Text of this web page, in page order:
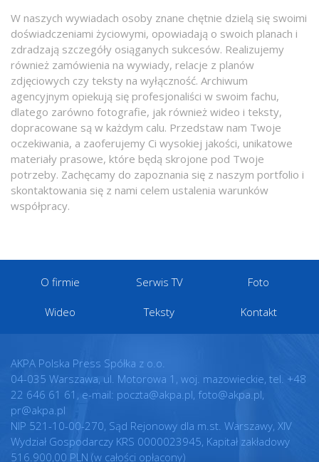
W naszych wywiadach osoby znane chętnie dzielą się swoimi
doświadczeniami życiowymi, opowiadają o swoich planach i
zdradzają szczegóły osiąganych sukcesów. Realizujemy
również zamówienia na wywiady, relacje z planów
zdjęciowych czy teksty na wyłączność. Archiwum
agencyjnym opiekują się profesjonaliści w swoim fachu,
dlatego zarówno fotografie, jak również wideo i teksty,
dopracowane są w każdym calu. Przedstaw nam Twoje
oczekiwania, a zaoferujemy Ci wysokiej jakości, unikatowe
materiały prasowe, które będą skrojone pod Twoje
potrzeby. Zachęcamy do zapoznania się z naszym portfolio i
skontaktowania się z nami celem ustalenia warunków
współpracy.
O firmie Serwis TV Foto
Wideo Teksty Kontakt
AKPA Polska Press Spółka z o.o.
04-035 Warszawa, ul. Motorowa 1, woj. mazowieckie, tel. +48
22 646 61 61, e-mail: poczta@akpa.pl, foto@akpa.pl,
pr@akpa.pl
NIP 521-10-00-270, Sąd Rejonowy dla m.st. Warszawy, XIV
Wydział Gospodarczy KRS 0000023945, Kapitał zakładowy
516.900,00 PLN (w całości opłacony)